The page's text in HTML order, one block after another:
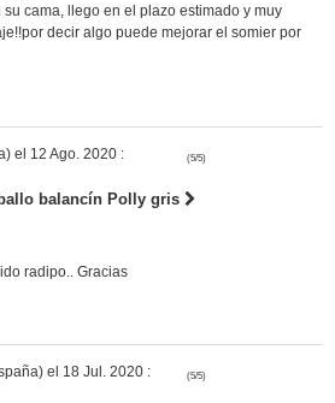
cama, llego en el plazo estimado y muy
decir algo puede mejorar el somier por
el 12 Ago. 2020 : (5/5)
balancín Polly gris
radipo.. Gracias
el 18 Jul. 2020 : (5/5)